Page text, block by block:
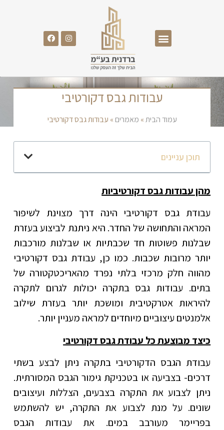
עבודות גבס דקורטיבי
עמוד הבית» מאמרים » עבודות גבס דקורטיבי
תוכן עניינים
מהן עבודות גבס דקורטיביות
עבודת גבס דקורטיבי הינה דרך מצוינת לשיפור
המראה והתחושה של החדר. היא ניתנת לביצוע בעזרת
שבלנות פשוטות חד שכבתיות או שבלנות מורכבות
יותר מרובות שכבות. כמו כן, עבודת גבס דקורטיבי
מהווה חלק מרכזי בלתי נפרד מהאריכטקטורה של
בתים. עבודות גבס בתקרה יכולות לגרום לתקרה
להיראות אטרקטיבית ומושכת יותר בעזרת שילוב
אלמנטים עיצוביים מיוחדים למראה מעניין יותר.
כיצד מבוצעת כל עבודת גבס דקורטיבי
עבודת הגבס הדקורטיבי בתקרה ניתן לבצע בשתי
דרכים- בצביעה או בטכניקת גימור הגבס המסורתית.
ניתן לצבוע את התקרה בצבעים, הצללות ועיצובים
שונים. על מנת לצבוע את התקרה, יש להשתמש
בפריימר מעורבב במים. את עבודות הגבס